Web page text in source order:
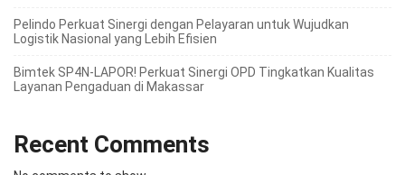
Pelindo Perkuat Sinergi dengan Pelayaran untuk Wujudkan
Logistik Nasional yang Lebih Efisien
Bimtek SP4N-LAPOR! Perkuat Sinergi OPD Tingkatkan Kualitas
Layanan Pengaduan di Makassar
Recent Comments